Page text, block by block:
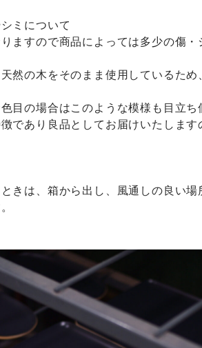
ミについて
ますので商品によっては多少の傷
然の木をそのまま使用しているた
目の場合はこのような模様も目立ち
であり良品としてお届けいたしま
きは、箱から出し、風通しの良い